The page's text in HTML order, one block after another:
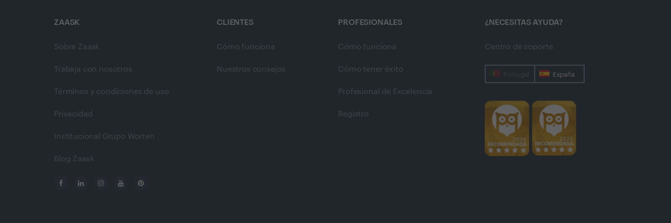
ZAASK
Sobre Zaask
Trabaja con nosotros
Términos y condiciones de uso
Privacidad
Institucional Grupo Worten
Blog Zaask
CLIENTES
Cómo funciona
Nuestros consejos
PROFESIONALES
Cómo funciona
Cómo tener éxito
Profesional de Excelencia
Registro
¿NECESITAS AYUDA?
Centro de soporte
Portugal España